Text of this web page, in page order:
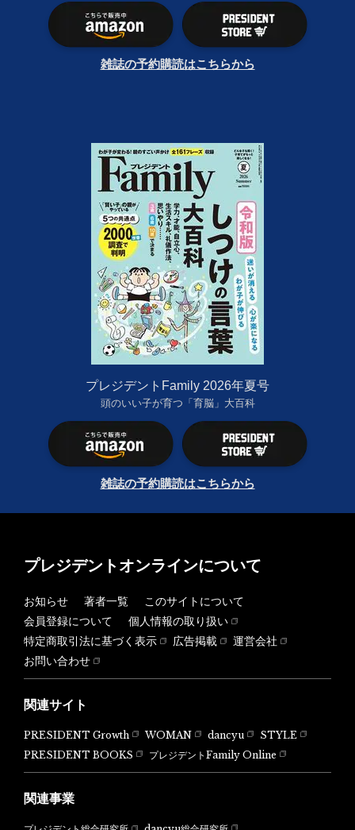
雑誌の予約購読はこちらから
プレジデントFamily 2026年夏号
頭のいい子が育つ「育脳」大百科
雑誌の予約購読はこちらから
プレジデントオンラインについて
お知らせ 著者一覧
このサイトについて
会員登録について
個人情報の取り扱い
特定商取引法に基づく表示
広告掲載
運営会社
お問い合わせ
関連サイト
PRESIDENT Growth WOMAN dancyu
STYLE
PRESIDENT BOOKS
プレジデントFamily Online
関連事業